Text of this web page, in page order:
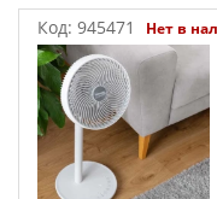
Код: 945471 Нет в